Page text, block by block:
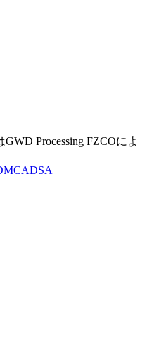
Processing FZCOによ
DSA